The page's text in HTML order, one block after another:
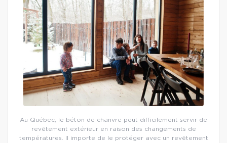
Au Québec, le béton de chanvre peut difficilement servir de
revêtement extérieur en raison des changements de
températures. Il importe de le protéger avec un revêtement